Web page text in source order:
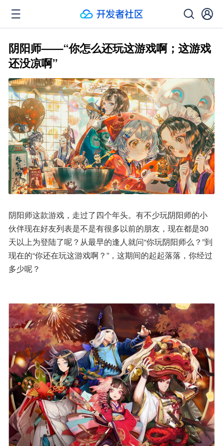
阴阳师——“你怎么还玩这游戏啊；这游戏
还没凉啊”
阴阳师这款游戏，走过了四个年头。有不少玩阴阳师的小
伙伴现在好友列表是不是有很多以前的朋友，现在都是30
天以上为登陆了呢？从最早的逢人就问“你玩阴阳师么？”到
现在的“你还在玩这游戏啊？”，这期间的起起落落，你经过
多少呢？